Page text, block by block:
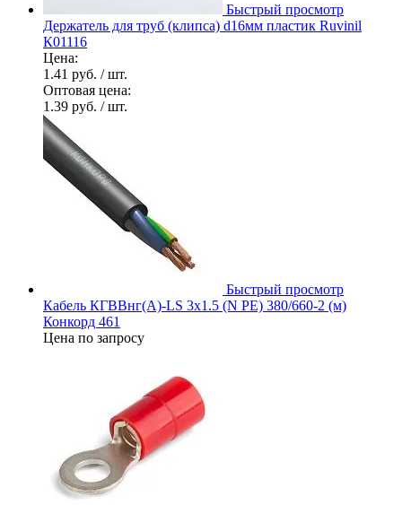
Быстрый просмотр
Держатель для труб (клипса) d16мм пластик Ruvinil
К01116
Цена:
1.41 руб. / шт.
Оптовая цена:
1.39 руб. / шт.
Быстрый просмотр
Кабель КГВВнг(А)-LS 3х1.5 (N PE) 380/660-2 (м)
Конкорд 461
Цена по запросу